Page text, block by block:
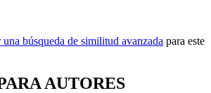
búsqueda de similitud avanzada para este
AUTORES